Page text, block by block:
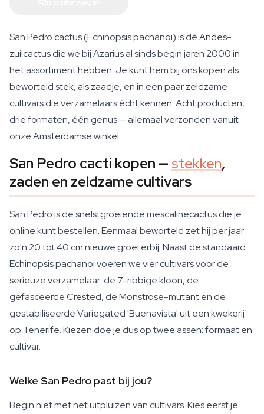
San Pedro cactus (Echinopsis pachanoi) is dé Andes-
zuilcactus die we bij Azarius al sinds begin jaren 2000 in
het assortiment hebben. Je kunt hem bij ons kopen als
beworteld stek, als zaadje, en in een paar zeldzame
cultivars die verzamelaars écht kennen. Acht producten,
drie formaten, één genus — allemaal verzonden vanuit
onze Amsterdamse winkel.
San Pedro cacti kopen — stekken,
zaden en zeldzame cultivars
San Pedro is de snelstgroeiende mescalinecactus die je
online kunt bestellen. Eenmaal beworteld zet hij per jaar
zo'n 20 tot 40 cm nieuwe groei erbij. Naast de standaard
Echinopsis pachanoi voeren we vier cultivars voor de
serieuze verzamelaar: de 7-ribbige kloon, de
gefasceerde Crested, de Monstrose-mutant en de
gestabiliseerde Variegated 'Buenavista' uit een kwekerij
op Tenerife. Kiezen doe je dus op twee assen: formaat en
cultivar.
Welke San Pedro past bij jou?
Begin niet met het uitpluizen van cultivars. Kies eerst je